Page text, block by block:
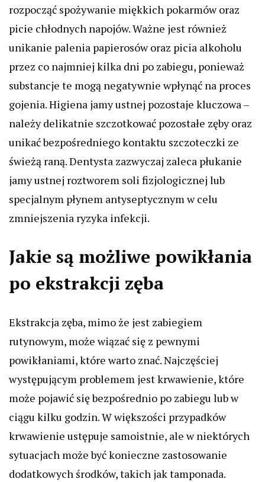
rozpocząć spożywanie miękkich pokarmów oraz
picie chłodnych napojów. Ważne jest również
unikanie palenia papierosów oraz picia alkoholu
przez co najmniej kilka dni po zabiegu, ponieważ
substancje te mogą negatywnie wpłynąć na proces
gojenia. Higiena jamy ustnej pozostaje kluczowa –
należy delikatnie szczotkować pozostałe zęby oraz
unikać bezpośredniego kontaktu szczoteczki ze
świeżą raną. Dentysta zazwyczaj zaleca płukanie
jamy ustnej roztworem soli fizjologicznej lub
specjalnym płynem antyseptycznym w celu
zmniejszenia ryzyka infekcji.
Jakie są możliwe powikłania
po ekstrakcji zęba
Ekstrakcja zęba, mimo że jest zabiegiem
rutynowym, może wiązać się z pewnymi
powikłaniami, które warto znać. Najczęściej
występującym problemem jest krwawienie, które
może pojawić się bezpośrednio po zabiegu lub w
ciągu kilku godzin. W większości przypadków
krwawienie ustępuje samoistnie, ale w niektórych
sytuacjach może być konieczne zastosowanie
dodatkowych środków, takich jak tamponada.